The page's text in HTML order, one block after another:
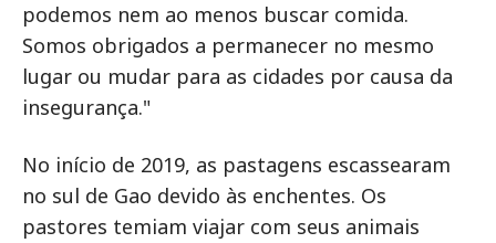
podemos nem ao menos buscar comida.
Somos obrigados a permanecer no mesmo
lugar ou mudar para as cidades por causa da
insegurança."
No início de 2019, as pastagens escassearam
no sul de Gao devido às enchentes. Os
pastores temiam viajar com seus animais